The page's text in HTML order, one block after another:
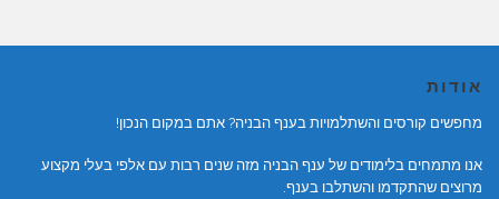
אודות
מחפשים קורסים והשתלמויות בענף הבניה? אתם במקום הנכון!
אנו מתמחים בלימודים של ענף הבניה מזה שנים רבות עם אלפי בעלי מקצוע
מרוצים שהתקדמו והשתלבו בענף.